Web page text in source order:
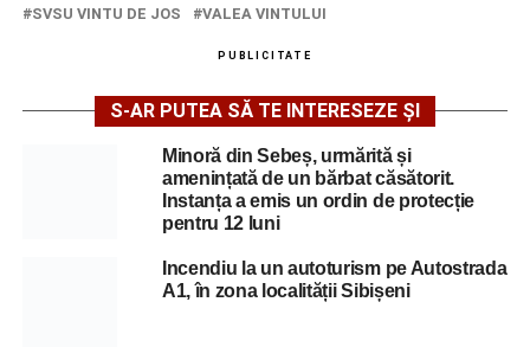
SVSU VINTU DE JOS
VALEA VINTULUI
PUBLICITATE
S-AR PUTEA SĂ TE INTERESEZE ȘI
Minoră din Sebeș, urmărită și
amenințată de un bărbat căsătorit.
Instanța a emis un ordin de protecție
pentru 12 luni
Incendiu la un autoturism pe Autostrada
A1, în zona localității Sibișeni